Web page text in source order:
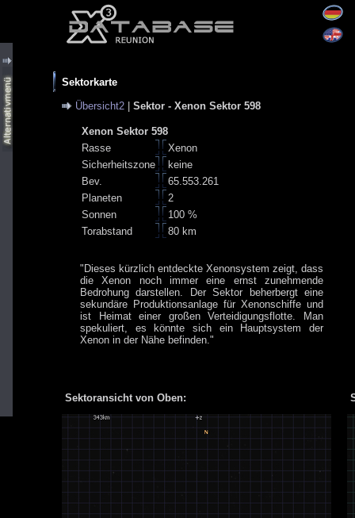
Sektorkarte
Übersicht2
Sektor - Xenon Sektor 598
Xenon Sektor 598
Rasse
Xenon
Sicherheitszone
keine
Bev.
65.553.261
Planeten
2
Sonnen
100 %
Torabstand
80 km
"Dieses kürzlich entdeckte Xenonsystem zeigt, dass
die Xenon noch immer eine ernst zunehmende
Bedrohung darstellen. Der Sektor beherbergt eine
sekundäre Produktionsanlage für Xenonschiffe und
ist Heimat einer großen Verteidigungsflotte. Man
spekuliert, es könnte sich ein Hauptsystem der
Xenon in der Nähe befinden."
Sektoransicht von Oben: